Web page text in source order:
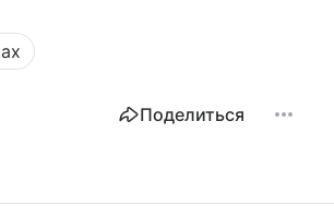
Поделиться